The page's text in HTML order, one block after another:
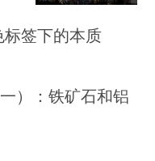
签下的本质
）：铁矿石和铝